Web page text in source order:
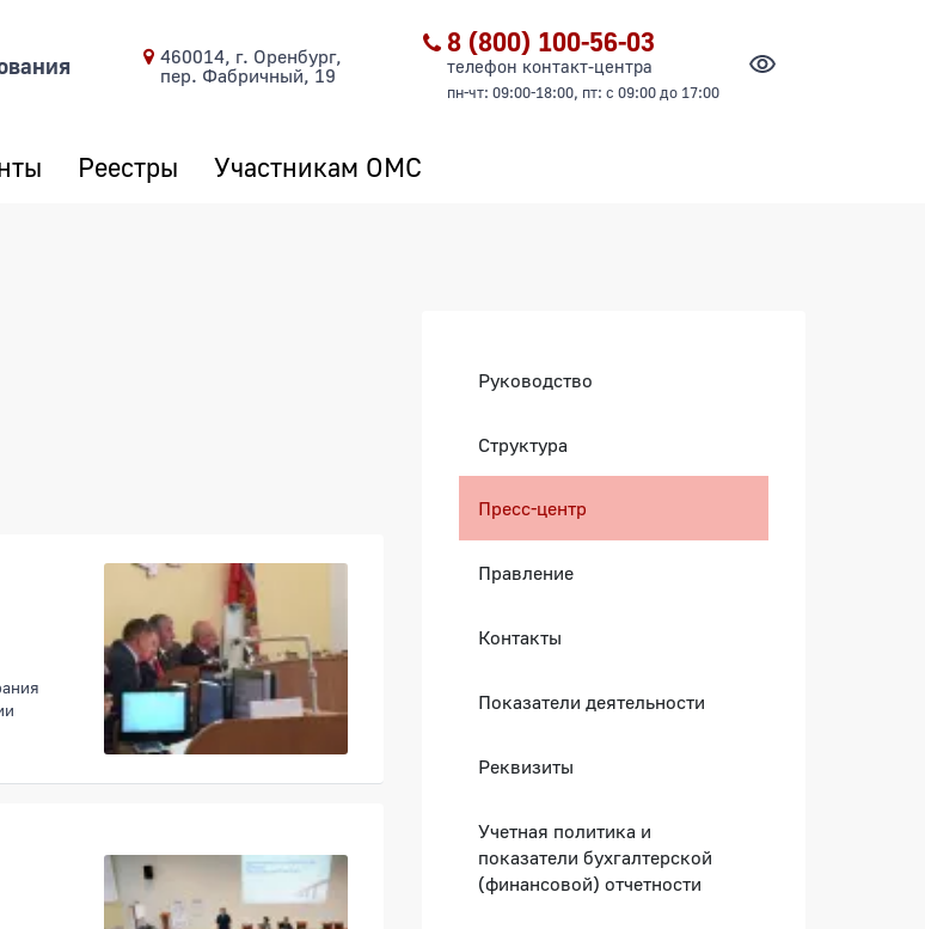
460014, г. Оренбург,
пер. Фабричный, 19
8 (800) 100-56-03
телефон контакт-центра
пн-чт: 09:00-18:00, пт: с 09:00 до 17:00
Реестры Участникам ОМС
Руководство
Структура
Пресс-центр
Правление
Контакты
Показатели деятельности
Реквизиты
Учетная политика и
показатели бухгалтерской
(финансовой) отчетности